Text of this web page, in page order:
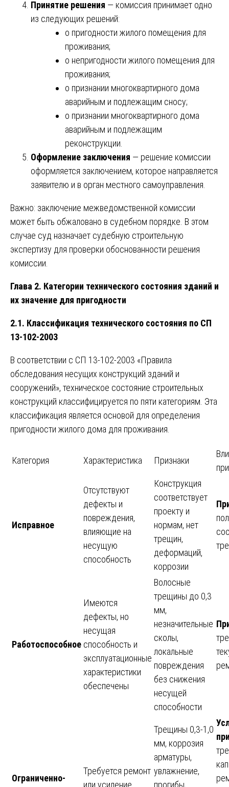
Принятие решения — комиссия принимает одно
из следующих решений:
о пригодности жилого помещения для
проживания;
о непригодности жилого помещения для
проживания;
о признании многоквартирного дома
аварийным и подлежащим сносу;
о признании многоквартирного дома
аварийным и подлежащим
реконструкции.
Оформление заключения — решение комиссии
оформляется заключением, которое направляется
заявителю и в орган местного самоуправления.
Важно: заключение межведомственной комиссии
может быть обжаловано в судебном порядке. В этом
случае суд назначает судебную строительную
экспертизу для проверки обоснованности решения
комиссии.
Глава 2. Категории технического состояния зданий и
их значение для пригодности
2.1. Классификация технического состояния по СП
13-102-2003
В соответствии с СП 13-102-2003 «Правила
обследования несущих конструкций зданий и
сооружений», техническое состояние строительных
конструкций классифицируется по пяти категориям. Эта
классификация является основой для определения
пригодности жилого дома для проживания.
Категория Характеристика Признаки
Исправное
Отсутствуют
дефекты и
повреждения,
влияющие на
несущую
способность
Конструкция
соответствует
проекту и
нормам, нет
трещин,
деформаций,
коррозии
Работоспособное
Имеются
дефекты, но
несущая
способность и
эксплуатационные
характеристики
обеспечены
Волосные
трещины до 0,3
мм,
незначительные
сколы,
локальные
повреждения
без снижения
несущей
способности
Ограниченно-
Требуется ремонт
или усиление
Трещины 0,3-1,0
мм, коррозия
арматуры,
увлажнение,
прогибы,